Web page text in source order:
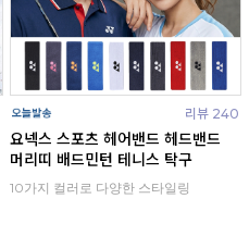
리뷰 240
요넥스 스포츠 헤어밴드 헤드밴드
머리띠 배드민턴 테니스 탁구
10가지 컬러로 다양한 스타일링